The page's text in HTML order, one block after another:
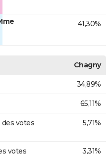
41,30%
Chagny
34,89%
65,11%
votes
5,71%
votes
3,31%